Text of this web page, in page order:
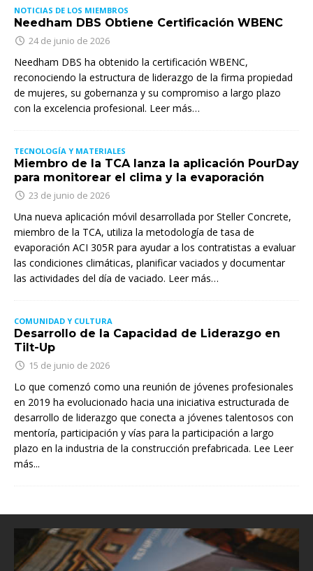
NOTICIAS DE LOS MIEMBROS
Needham DBS Obtiene Certificación WBENC
24 de junio de 2026
Needham DBS ha obtenido la certificación WBENC,
reconociendo la estructura de liderazgo de la firma propiedad
de mujeres, su gobernanza y su compromiso a largo plazo
con la excelencia profesional. Leer más…
TECNOLOGÍA Y MATERIALES
Miembro de la TCA lanza la aplicación PourDay
para monitorear el clima y la evaporación
23 de junio de 2026
Una nueva aplicación móvil desarrollada por Steller Concrete,
miembro de la TCA, utiliza la metodología de tasa de
evaporación ACI 305R para ayudar a los contratistas a evaluar
las condiciones climáticas, planificar vaciados y documentar
las actividades del día de vaciado. Leer más…
COMUNIDAD Y CULTURA
Desarrollo de la Capacidad de Liderazgo en
Tilt-Up
15 de junio de 2026
Lo que comenzó como una reunión de jóvenes profesionales
en 2019 ha evolucionado hacia una iniciativa estructurada de
desarrollo de liderazgo que conecta a jóvenes talentosos con
mentoría, participación y vías para la participación a largo
plazo en la industria de la construcción prefabricada. Lee Leer
más...